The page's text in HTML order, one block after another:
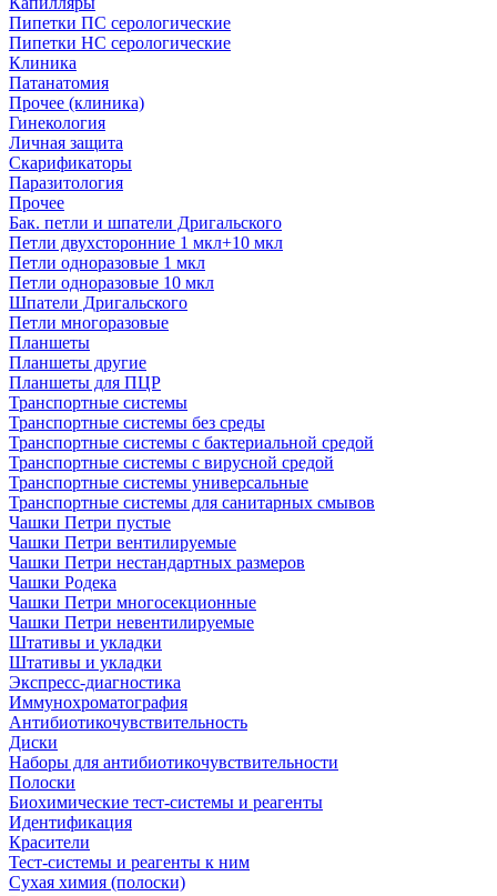
Пипетки ПС серологические
Пипетки НС серологические
Клиника
Патанатомия
Прочее (клиника)
Гинекология
Личная защита
Скарификаторы
Паразитология
Прочее
Бак. петли и шпатели Дригальского
Петли двухсторонние 1 мкл+10 мкл
Петли одноразовые 1 мкл
Петли одноразовые 10 мкл
Шпатели Дригальского
Петли многоразовые
Планшеты
Планшеты другие
Планшеты для ПЦР
Транспортные системы
Транспортные системы без среды
Транспортные системы с бактериальной средой
Транспортные системы с вирусной средой
Транспортные системы универсальные
Транспортные системы для санитарных смывов
Чашки Петри пустые
Чашки Петри вентилируемые
Чашки Петри нестандартных размеров
Чашки Родека
Чашки Петри многосекционные
Чашки Петри невентилируемые
Штативы и укладки
Штативы и укладки
Экспресс-диагностика
Иммунохроматография
Антибиотикочувствительность
Диски
Наборы для антибиотикочувствительности
Полоски
Биохимические тест-системы и реагенты
Идентификация
Красители
Тест-системы и реагенты к ним
Сухая химия (полоски)